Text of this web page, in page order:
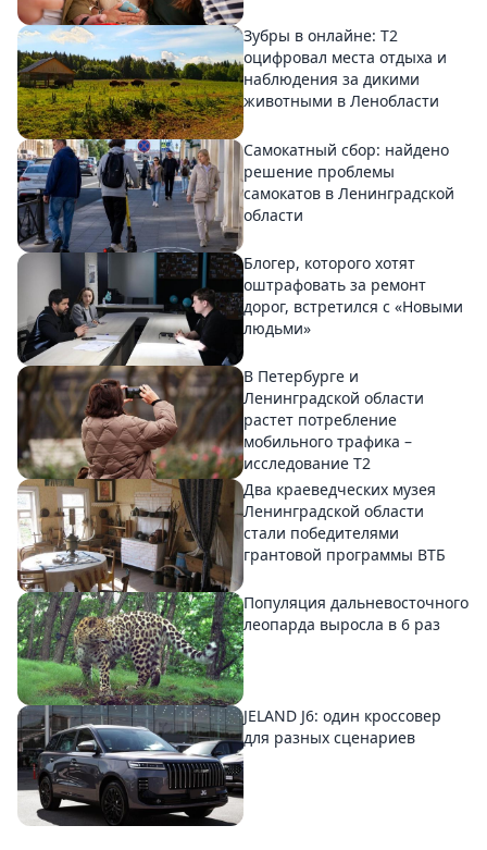
Зубры в онлайне: Т2
оцифровал места отдыха и
наблюдения за дикими
животными в Ленобласти
Самокатный сбор: найдено
решение проблемы
самокатов в Ленинградской
области
Блогер, которого хотят
оштрафовать за ремонт
дорог, встретился с «Новыми
людьми»
В Петербурге и
Ленинградской области
растет потребление
мобильного трафика –
исследование T2
Два краеведческих музея
Ленинградской области
стали победителями
грантовой программы ВТБ
Популяция дальневосточного
леопарда выросла в 6 раз
JELAND J6: один кроссовер
для разных сценариев